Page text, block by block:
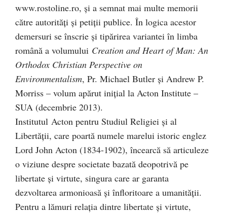
www.rostoline.ro, şi a semnat mai multe memorii
către autorităţi şi petiţii publice. În logica acestor
demersuri se înscrie şi tipărirea variantei în limba
română a volumului Creation and Heart of Man: An
Orthodox Christian Perspective on
Environmentalism, Pr. Michael Butler şi Andrew P.
Morriss – volum apărut iniţial la Acton Institute –
SUA (decembrie 2013).
Institutul Acton pentru Studiul Religiei şi al
Libertăţii, care poartă numele marelui istoric englez
Lord John Acton (1834-1902), încearcă să articuleze
o viziune despre societate bazată deopotrivă pe
libertate şi virtute, singura care ar garanta
dezvoltarea armonioasă şi înfloritoare a umanităţii.
Pentru a lămuri relaţia dintre libertate şi virtute,